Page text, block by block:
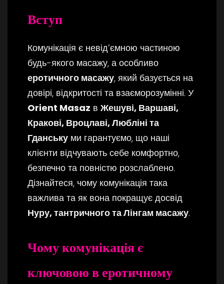
Вступ
Комунікація є невід’ємною частиною
будь-якого масажу, а особливо
еротичного масажу, який базується на
довірі, відкритості та взаєморозумінні. У
Orient Masaz в Жешуві, Варшаві,
Кракові, Вроцлаві, Любліні та
Гданську ми гарантуємо, що наші
клієнти відчувають себе комфортно,
безпечно та повністю розслаблено.
Дізнайтеся, чому комунікація така
важлива та як вона покращує досвід
Нуру, тантричного та Лінгам масажу.
Чому комунікація є
ключовою в еротичному